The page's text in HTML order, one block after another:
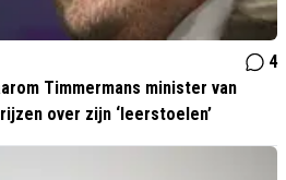
4
Timmermans minister van
over zijn ‘leerstoelen’